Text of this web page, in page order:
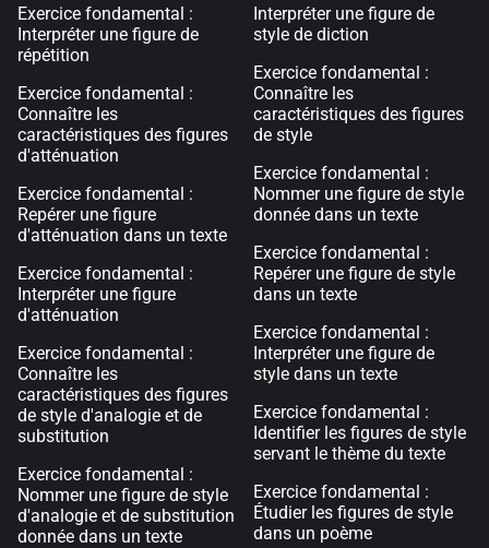
Exercice fondamental :
Interpréter une figure de
répétition
Exercice fondamental :
Connaître les
caractéristiques des figures
d'atténuation
Exercice fondamental :
Repérer une figure
d'atténuation dans un texte
Exercice fondamental :
Interpréter une figure
d'atténuation
Exercice fondamental :
Connaître les
caractéristiques des figures
de style d'analogie et de
substitution
Exercice fondamental :
Nommer une figure de style
d'analogie et de substitution
donnée dans un texte
Interpréter une figure de
style de diction
Exercice fondamental :
Connaître les
caractéristiques des figures
de style
Exercice fondamental :
Nommer une figure de style
donnée dans un texte
Exercice fondamental :
Repérer une figure de style
dans un texte
Exercice fondamental :
Interpréter une figure de
style dans un texte
Exercice fondamental :
Identifier les figures de style
servant le thème du texte
Exercice fondamental :
Étudier les figures de style
dans un poème